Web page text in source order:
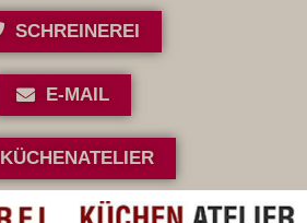
SCHREINEREI
E-MAIL
KÜCHENATELIER